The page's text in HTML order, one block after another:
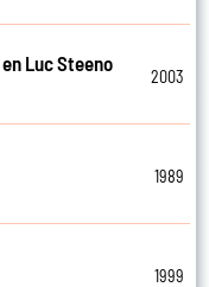
Luc Steeno
2003
1989
1999